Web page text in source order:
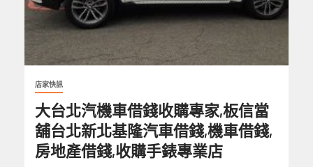
店家快訊
大台北汽機車借錢收購專家,板信當
舖台北新北基隆汽車借錢,機車借錢,
房地產借錢,收購手錶專業店